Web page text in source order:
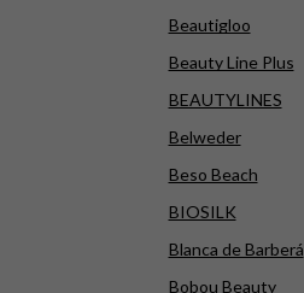
Beautigloo
Beauty Line Plus
BEAUTYLINES
Belweder
Beso Beach
BIOSILK
Blanca de Barberá
Bobou Beauty